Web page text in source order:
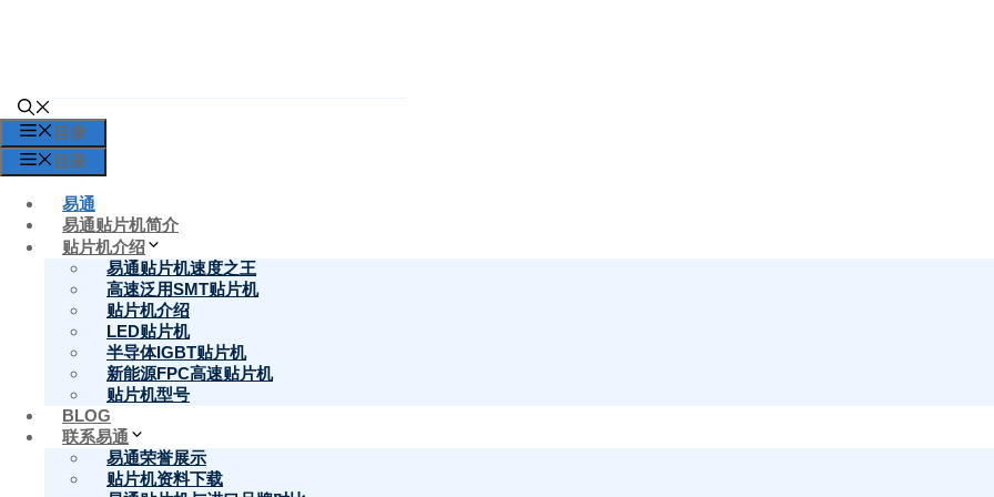
目录
目录
易通
易通贴片机简介
贴片机介绍
易通贴片机速度之王
高速泛用SMT贴片机
贴片机介绍
LED贴片机
半导体IGBT贴片机
新能源FPC高速贴片机
贴片机型号
BLOG
联系易通
易通荣誉展示
贴片机资料下载
SMT贴片机厂家